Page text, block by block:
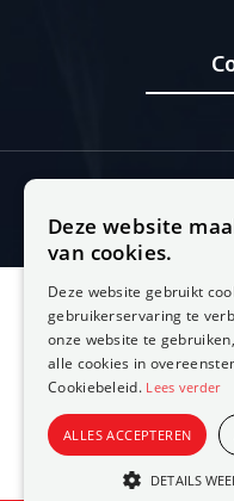
Sitemap
© 2026
Website
Deze website
van cookies.
Deze website gebruikt
gebruikerservaring te
onze website te
alle cookies in
Cookiebeleid. Lees verder
ALLES ACCEPTEREN
DETAILS